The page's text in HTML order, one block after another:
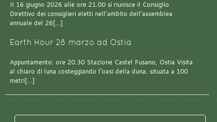
Il 16 giugno 2026 alle ore 21.00 si riunisce il Consiglio
Direttivo dei consiglieri eletti nell’ambito dell’assemblea
annuale del 26[…]
Earth Hour 28 marzo ad Ostia
Appuntamento: ore 20.30 Stazione Castel Fusano, Ostia Visita
al chiaro di luna costeggiando l’oasi della duna, situata a 100
metri[…]